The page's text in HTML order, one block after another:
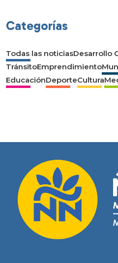
Categorías
Todas las noticiasDesarrollo
TránsitoEmprendimiento
EducaciónDeporteCultura